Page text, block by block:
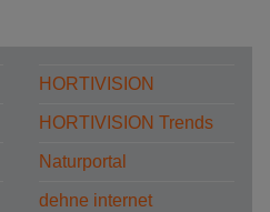
HORTIVISION
HORTIVISION Trends
Naturportal
dehne internet